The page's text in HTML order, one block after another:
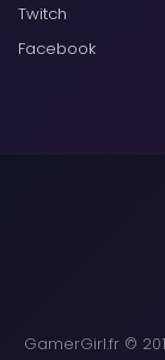
Twitch
Facebook
GamerGirl.fr ©